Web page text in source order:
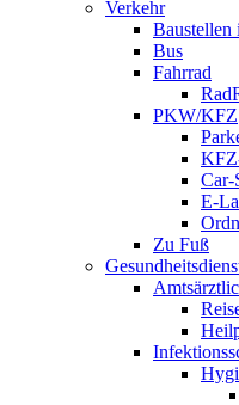
Verkehr
Baustellen
Bus
Fahrrad
PKW/KFZ
Car-
E-
Zu Fuß